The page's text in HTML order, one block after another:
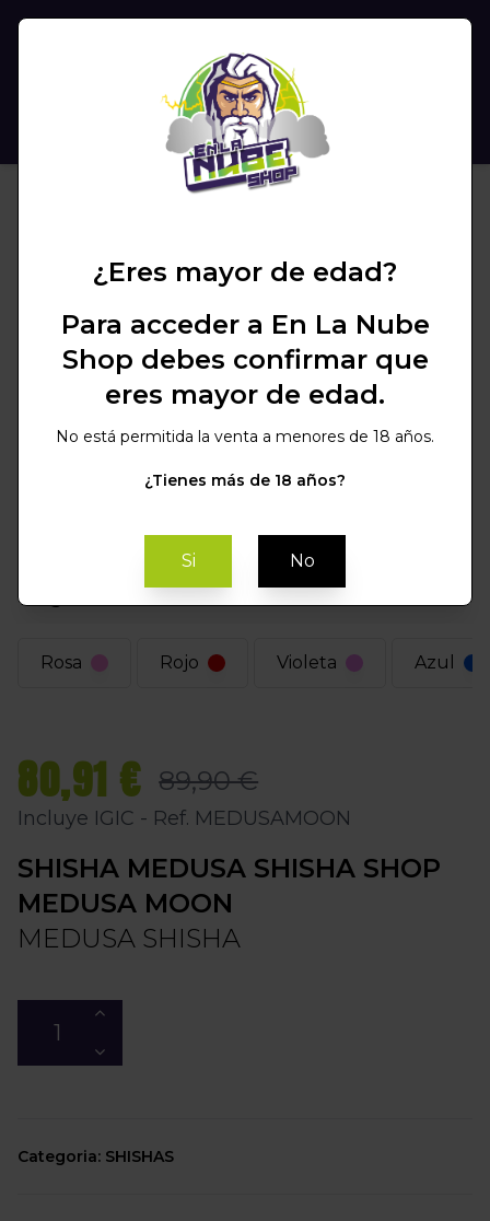
Elegir Color
Rosa Rojo Violeta Azul
80,91 € 89,90 €
Incluye IGIC - Ref. MEDUSAMOON
SHISHA MEDUSA SHISHA SHOP
MEDUSA MOON
MEDUSA SHISHA
Categoria: SHISHAS
¿Eres mayor de edad?
Para acceder a En La Nube
Shop debes confirmar que
eres mayor de edad.
No está permitida la venta a menores de 18 años.
¿Tienes más de 18 años?
Si No